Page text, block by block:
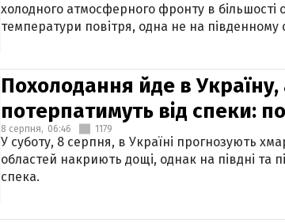
холодного атмосферного фронту в більшості
температури повітря, одна не на південному
Похолодання йде в Україну,
потерпатимуть від спеки:
8 серпня, 06:46 1179
У суботу, 8 серпня, в Україні прогнозують
областей накриють дощі, однак на півдні та
спека.